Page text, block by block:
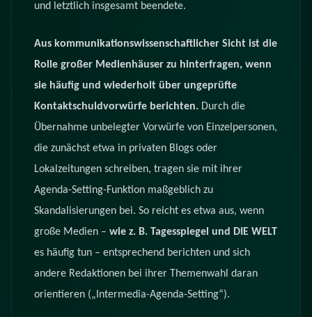
und letztlich insgesamt beendete.
Aus kommunikationswissenschaftlicher Sicht ist die
Rolle großer Medienhäuser zu hinterfragen, wenn
sie häufig und wiederholt über ungeprüfte
Kontaktschuldvorwürfe berichten. Durch die
Übernahme unbelegter Vorwürfe von Einzelpersonen,
die zunächst etwa in privaten Blogs oder
Lokalzeitungen schreiben, tragen sie mit ihrer
Agenda-Setting-Funktion maßgeblich zu
Skandalisierungen bei. So reicht es etwa aus, wenn
große Medien – wie z. B. Tagesspiegel und DIE WELT
es häufig tun – entsprechend berichten und sich
andere Redaktionen bei ihrer Themenwahl daran
orientieren („Intermedia-Agenda-Setting“).